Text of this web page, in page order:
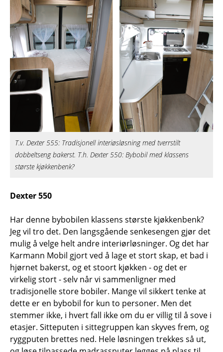
T.v. Dexter 555: Tradisjonell interiøsløsning med tverrstilt
dobbeltseng bakerst. T.h. Dexter 550: Bybobil med klassens
største kjøkkenbenk?
Dexter 550
Har denne bybobilen klassens største kjøkkenbenk?
Jeg vil tro det. Den langsgående senkesengen gjør det
mulig å velge helt andre interiørløsninger. Og det har
Karmann Mobil gjort ved å lage et stort skap, et bad i
hjørnet bakerst, og et stoort kjøkken - og det er
virkelig stort - selv når vi sammenligner med
tradisjonelle store bobiler. Mange vil sikkert tenke at
dette er en bybobil for kun to personer. Men det
stemmer ikke, i hvert fall ikke om du er villig til å sove i
etasjer. Sitteputen i sittegruppen kan skyves frem, og
ryggputen brettes ned. Hele løsningen trekkes så ut,